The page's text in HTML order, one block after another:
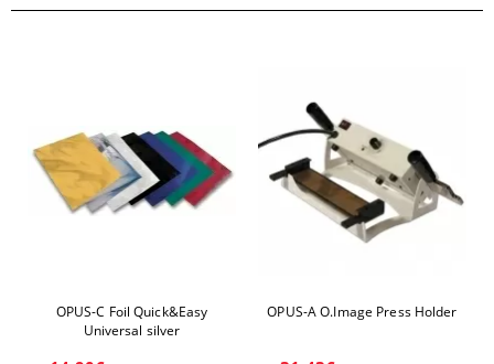
OPUS-C Foil Quick&Easy
Universal silver
OPUS-A O.Image Press Holder